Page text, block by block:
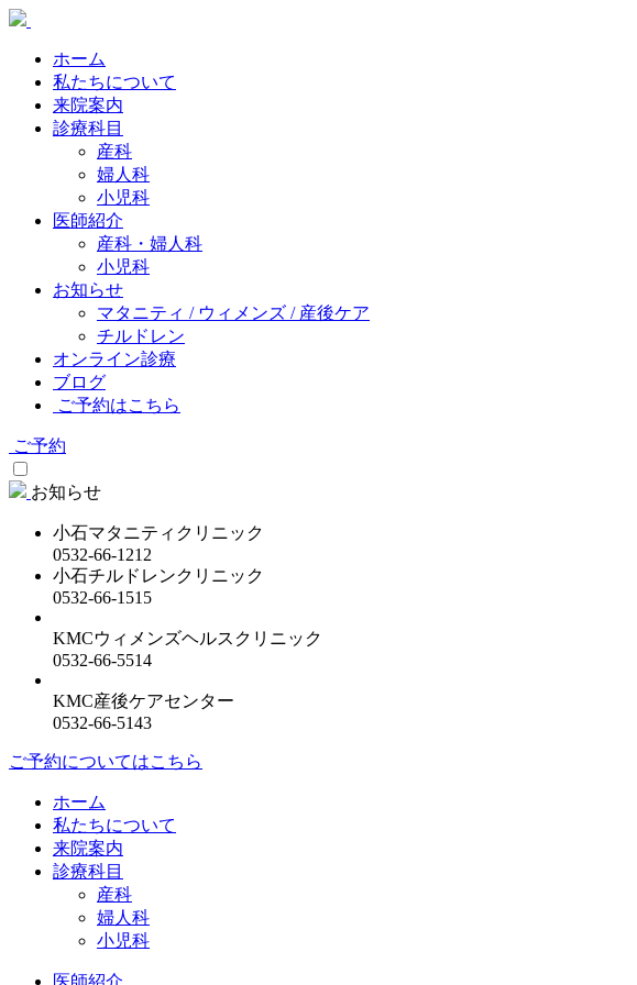
ホーム
私たちについて
来院案内
診療科目
産科
婦人科
小児科
医師紹介
産科・婦人科
小児科
お知らせ
マタニティ / ウィメンズ / 産後ケア
チルドレン
オンライン診療
ブログ
ご予約はこちら
ご予約
お知らせ
小石マタニティクリニック
0532-66-1212
小石チルドレンクリニック
0532-66-1515
KMCウィメンズヘルスクリニック
0532-66-5514
KMC産後ケアセンター
0532-66-5143
ご予約についてはこちら
ホーム
私たちについて
来院案内
診療科目
産科
婦人科
小児科
医師紹介